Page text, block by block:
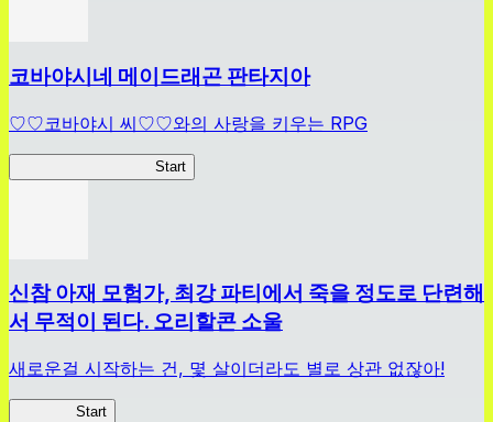
코바야시네 메이드래곤 판타지아
♡♡코바야시 씨♡♡와의 사랑을 키우는 RPG
Start
신참 아재 모험가, 최강 파티에서 죽을 정도로 단련해
서 무적이 된다. 오리할콘 소울
새로운걸 시작하는 건, 몇 살이더라도 별로 상관 없잖아!
Start